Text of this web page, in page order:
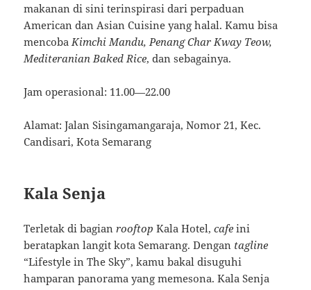
makanan di sini terinspirasi dari perpaduan
American dan Asian Cuisine yang halal. Kamu bisa
mencoba Kimchi Mandu, Penang Char Kway Teow,
Mediteranian Baked Rice, dan sebagainya.
Jam operasional: 11.00—22.00
Alamat: Jalan Sisingamangaraja, Nomor 21, Kec.
Candisari, Kota Semarang
Kala Senja
Terletak di bagianrooftop Kala Hotel,cafe ini
beratapkan langit kota Semarang. Dengan tagline
“Lifestyle in The Sky”, kamu bakal disuguhi
hamparan panorama yang memesona. Kala Senja